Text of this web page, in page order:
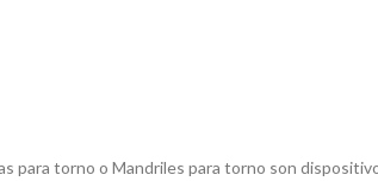
para torno o Mandriles para torno son